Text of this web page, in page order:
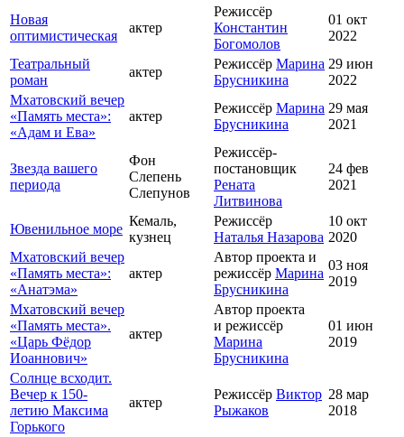
Новая
оптимистическая
актер
Режиссёр
Константин
Богомолов
01 окт
2022
Театральный
роман
актер
Режиссёр Марина
Брусникина
29 июн
2022
Мхатовский вечер
«Память места»:
«Адам и Ева»
актер
Режиссёр Марина
Брусникина
29 мая
2021
Звезда вашего
периода
Фон
Слепень
Слепунов
Режиссёр-
постановщик
Рената
Литвинова
24 фев
2021
Ювенильное море
Кемаль,
кузнец
Режиссёр
Наталья Назарова
10 окт
2020
Мхатовский вечер
«Память места»:
«Анатэма»
актер
Автор проекта и
режиссёр Марина
Брусникина
03 ноя
2019
Мхатовский вечер
«Память места».
«Царь Фёдор
Иоаннович»
актер
Автор проекта
и режиссёр
Марина
Брусникина
01 июн
2019
Солнце всходит.
Вечер к 150-
летию Максима
Горького
актер
Режиссёр Виктор
Рыжаков
28 мар
2018